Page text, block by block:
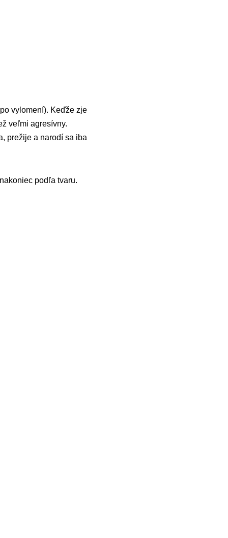
vylomení). Keďže zje
veľmi agresívny.
prežije a narodí sa iba
podľa tvaru.